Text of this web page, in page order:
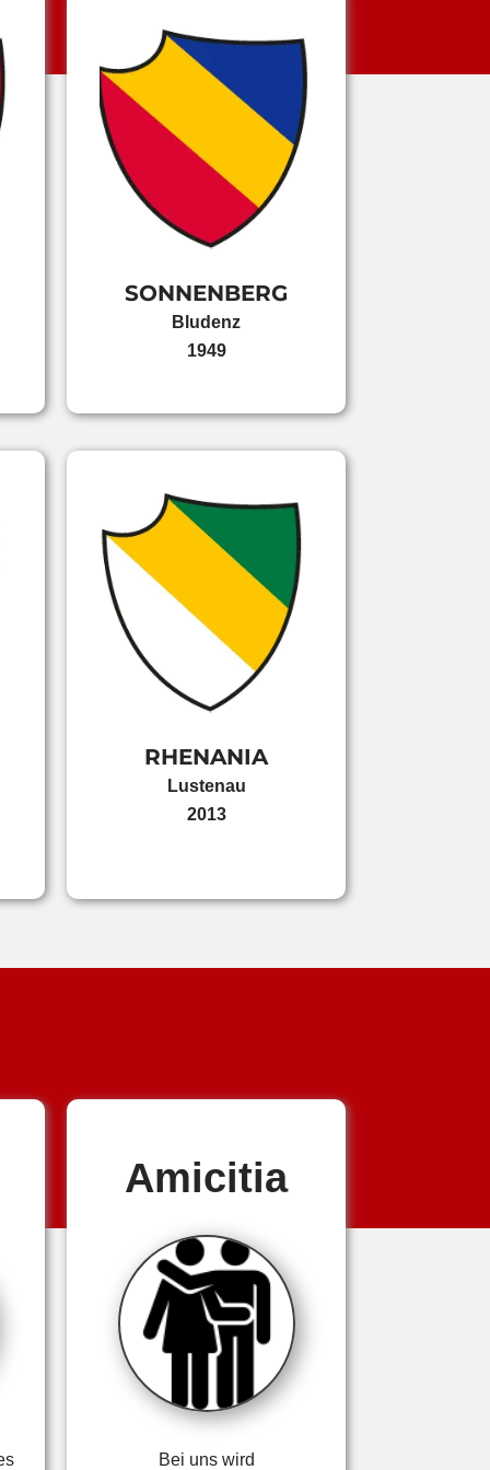
SONNENBERG
Bludenz
1949
RHENANIA
Lustenau
2013
Amicitia
Bei uns wird